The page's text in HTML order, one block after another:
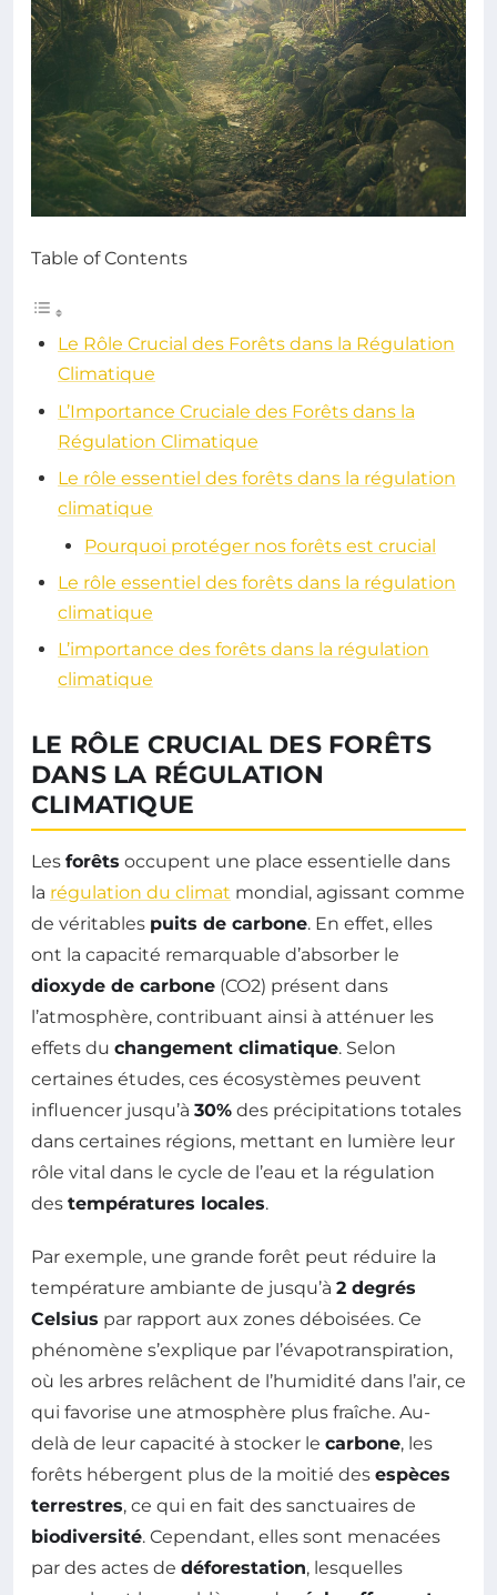
Table of Contents
Le Rôle Crucial des Forêts dans la Régulation
Climatique
L’Importance Cruciale des Forêts dans la
Régulation Climatique
Le rôle essentiel des forêts dans la régulation
climatique
Pourquoi protéger nos forêts est crucial
Le rôle essentiel des forêts dans la régulation
climatique
L’importance des forêts dans la régulation
climatique
LE RÔLE CRUCIAL DES FORÊTS
DANS LA RÉGULATION
CLIMATIQUE
Les forêts occupent une place essentielle dans
la régulation du climat mondial, agissant comme
de véritables puits de carbone. En effet, elles
ont la capacité remarquable d’absorber le
dioxyde de carbone (CO2) présent dans
l’atmosphère, contribuant ainsi à atténuer les
effets du changement climatique. Selon
certaines études, ces écosystèmes peuvent
influencer jusqu’à 30% des précipitations totales
dans certaines régions, mettant en lumière leur
rôle vital dans le cycle de l’eau et la régulation
des températures locales.
Par exemple, une grande forêt peut réduire la
température ambiante de jusqu’à 2 degrés
Celsius par rapport aux zones déboisées. Ce
phénomène s’explique par l’évapotranspiration,
où les arbres relâchent de l’humidité dans l’air, ce
qui favorise une atmosphère plus fraîche. Au-
delà de leur capacité à stocker le carbone, les
forêts hébergent plus de la moitié des espèces
terrestres, ce qui en fait des sanctuaires de
biodiversité. Cependant, elles sont menacées
par des actes de déforestation, lesquelles